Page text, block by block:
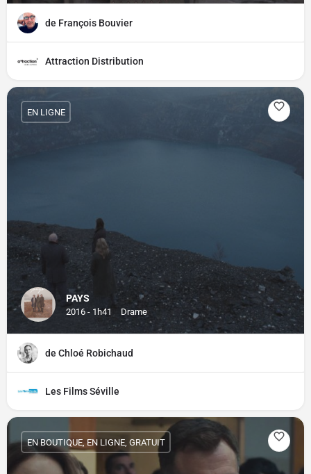
de François Bouvier
Attraction Distribution
PAYS
2016 - 1h41 Drame
EN LIGNE
de Chloé Robichaud
Les Films Séville
EN BOUTIQUE, EN LIGNE, GRATUIT